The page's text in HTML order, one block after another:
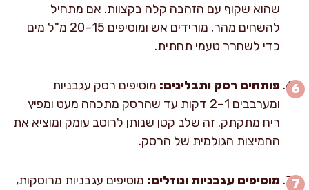
שהוא שקוף עם הזהבה קלה בקצוות. אם מתחיל
להשחים מהר, מורידים אש ומוסיפים 15–20 מ"ל מים
כדי לשחרר טעמי תחתית.
פותחים רסק ותבלינים: מוסיפים רסק עגבניות
ומערבבים 1–2 דקות עד שהרסק מתכהה מעט ומפיץ
ריח מתקתק. זה שלב קטן שנותן לרוטב עומק ומוציא את
החמיצות הגולמית של הרסק.
מוסיפים עגבניות ונוזלים: מוסיפים עגבניות מרוסקות,